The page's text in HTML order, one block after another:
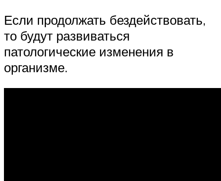
Если продолжать бездействовать,
то будут развиваться
патологические изменения в
организме.